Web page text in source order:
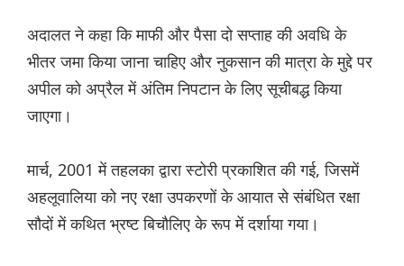
अदालत ने कहा कि माफी और पैसा दो सप्ताह की अवधि के
भीतर जमा किया जाना चाहिए और नुकसान की मात्रा के मुद्दे पर
अपील को अप्रैल में अंतिम निपटान के लिए सूचीबद्ध किया
जाएगा।
मार्च, 2001 में तहलका द्वारा स्टोरी प्रकाशित की गई, जिसमें
अहलूवालिया को नए रक्षा उपकरणों के आयात से संबंधित रक्षा
सौदों में कथित भ्रष्ट बिचौलिए के रूप में दर्शाया गया।